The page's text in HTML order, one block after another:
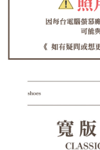
是否繳費成功／繳費後需
１．透過由恩沛科技股份
易，需依本服務之必要範
２．關於個人資料處理事
https://aftee.tw/terms/
４．使用「AFTEE先享後
時審查核予不同之上限額
每筆NT$60，滿
每筆NT$100，滿
每筆NT$125，滿
海外宅配（貨到付運費